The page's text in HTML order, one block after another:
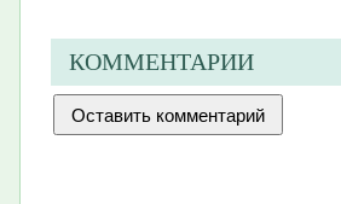
КОММЕНТАРИИ